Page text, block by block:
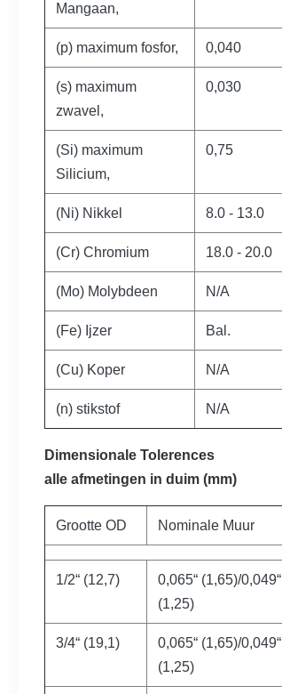
Mangaan,
(p) maximum fosfor, 0,040
(s) maximum
zwavel,
0,030
(Si) maximum
Silicium,
0,75
(Ni) Nikkel 8.0 - 13.0
(Cr) Chromium 18.0 - 20.0
(Mo) Molybdeen N/A
(Fe) Ijzer Bal.
(Cu) Koper N/A
(n) stikstof N/A
Dimensionale Tolerences
alle afmetingen in duim (mm)
Grootte OD Nominale Muur
1/2“ (12,7)
0,065“ (1,65)/0,049“
(1,25)
3/4“ (19,1)
0,065“ (1,65)/0,049“
(1,25)